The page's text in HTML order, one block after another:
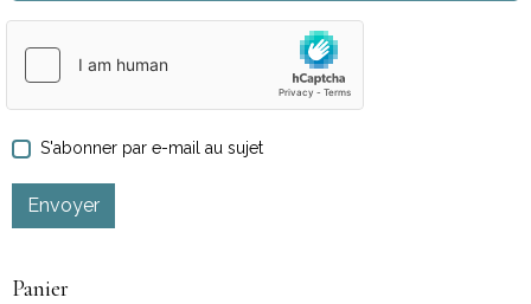
S'abonner par e-mail au sujet
Envoyer
Panier